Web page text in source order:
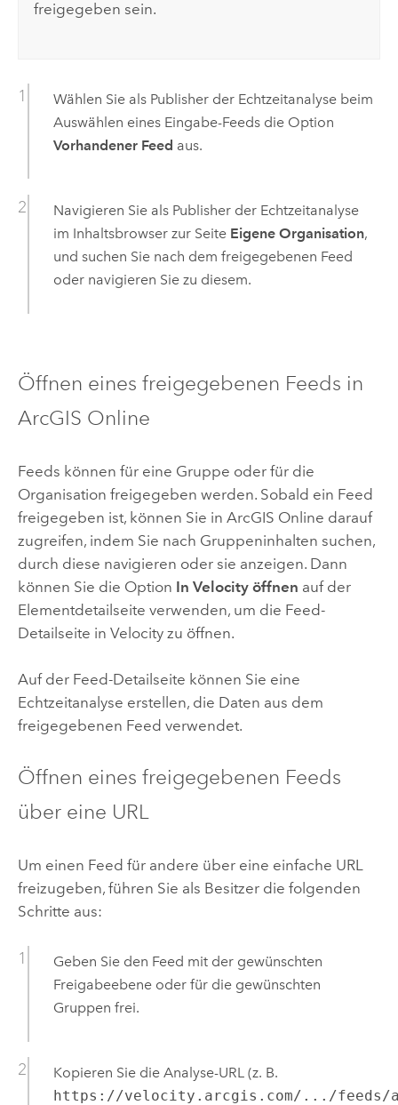
freigegeben sein.
Wählen Sie als Publisher der Echtzeitanalyse beim
Auswählen eines Eingabe-Feeds die Option
Vorhandener Feed aus.
Navigieren Sie als Publisher der Echtzeitanalyse
im Inhaltsbrowser zur Seite Eigene Organisation,
und suchen Sie nach dem freigegebenen Feed
oder navigieren Sie zu diesem.
Öffnen eines freigegebenen Feeds in
ArcGIS Online
Feeds können für eine Gruppe oder für die
Organisation freigegeben werden. Sobald ein Feed
freigegeben ist, können Sie in ArcGIS Online darauf
zugreifen, indem Sie nach Gruppeninhalten suchen,
durch diese navigieren oder sie anzeigen.Dann
können Sie die Option In Velocity öffnen auf der
Elementdetailseite verwenden, um die Feed-
Detailseite in Velocityzu öffnen.
Auf der Feed-Detailseite können Sie eine
Echtzeitanalyse erstellen, die Daten aus dem
freigegebenen Feed verwendet.
Öffnen eines freigegebenen Feeds
über eine URL
Um einen Feed für andere über eine einfache URL
freizugeben, führen Sie als Besitzer die folgenden
Schritte aus:
Geben Sie den Feed mit der gewünschten
Freigabeebene oder für die gewünschten
Gruppen frei.
Kopieren Sie die Analyse-URL (z. B.
https://velocity.arcgis.com/.../feeds/